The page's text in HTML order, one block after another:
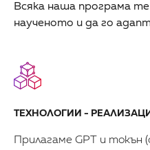
Всяка наша програма
наученото и да го
ТЕХНОЛОГИИ -
Прилагаме GPT и токън